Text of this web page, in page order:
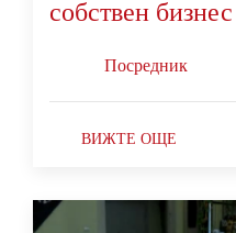
собствен бизнес
Посредник
ВИЖТЕ ОЩЕ